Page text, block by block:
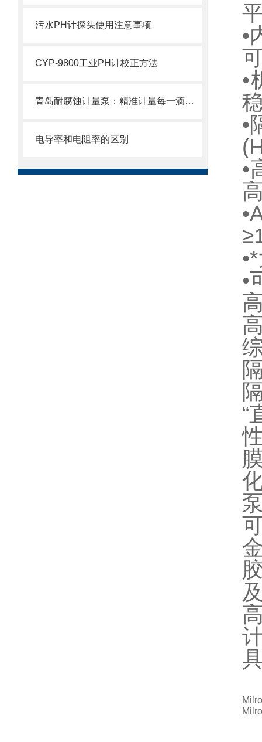
污水PH计探头使用注意事项
CYP-9800工业PH计校正方法
青岛耐腐蚀计量泵：精准计量每一滴，耐腐蚀更持久，让您的生产更顺心！
电导率和电阻率的区别
•
•
•
•
•
“